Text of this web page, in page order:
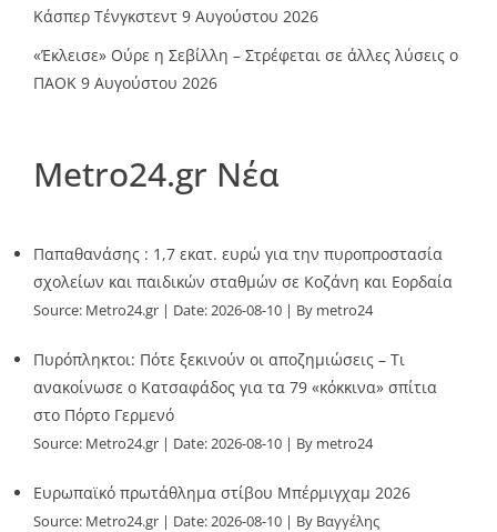
Κάσπερ Τένγκστεντ 9 Αυγούστου 2026
«Έκλεισε» Ούρε η Σεβίλλη – Στρέφεται σε άλλες λύσεις ο
ΠΑΟΚ 9 Αυγούστου 2026
Metro24.gr Νέα
Παπαθανάσης : 1,7 εκατ. ευρώ για την πυροπροστασία
σχολείων και παιδικών σταθμών σε Κοζάνη και Εορδαία
Source: Metro24.gr Date: 2026-08-10 By metro24
Πυρόπληκτοι: Πότε ξεκινούν οι αποζημιώσεις – Τι
ανακοίνωσε ο Κατσαφάδος για τα 79 «κόκκινα» σπίτια
στο Πόρτο Γερμενό
Source: Metro24.gr Date: 2026-08-10 By metro24
Ευρωπαϊκό πρωτάθλημα στίβου Μπέρμιγχαμ 2026
Source: Metro24.gr Date: 2026-08-10
By Βαγγέλης